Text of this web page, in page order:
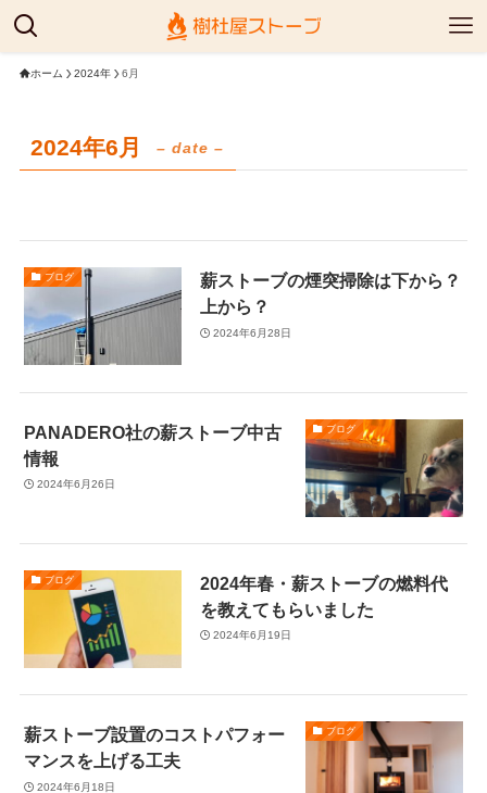
ホーム 2024年 6月
2024年6月 – date –
ブログ
薪ストーブの煙突掃除は下から？
上から？
2024年6月28日
ブログ
PANADERO社の薪ストーブ中古
情報
2024年6月26日
ブログ
2024年春・薪ストーブの燃料代
を教えてもらいました
2024年6月19日
ブログ
薪ストーブ設置のコストパフォー
マンスを上げる工夫
2024年6月18日